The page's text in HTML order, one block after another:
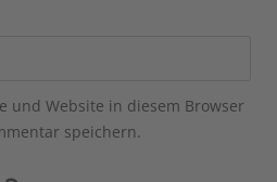
und Website in diesem Browser
speichern.